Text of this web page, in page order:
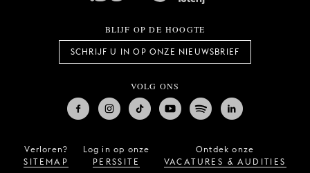
BLIJF OP DE HOOGTE
SCHRIJF U IN OP ONZE NIEUWSBRIEF
VOLG ONS
Verloren?
SITEMAP
Log in op onze
PERSSITE
Ontdek onze
VACATURES & AUDITIES